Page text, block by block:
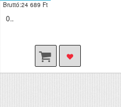
Bruttó:24 689 Ft
0..